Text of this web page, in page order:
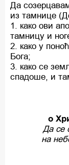
Да
из тамнице
1. како ови
тамницу и
2. како у
Бога;
3. како се
спадоше, и
о
Да се
на